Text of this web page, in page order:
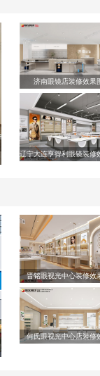
济南眼镜店装修效果
辽宁大连亨得利眼镜装修
晋铭眼视光中心装修效
何氏眼视光中心店装修